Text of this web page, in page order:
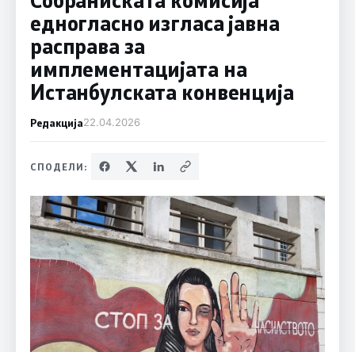
едногласно изгласа јавна
расправа за
имплементацијата на
Истанбулската конвенција
Редакција22.04.2026
СПОДЕЛИ: